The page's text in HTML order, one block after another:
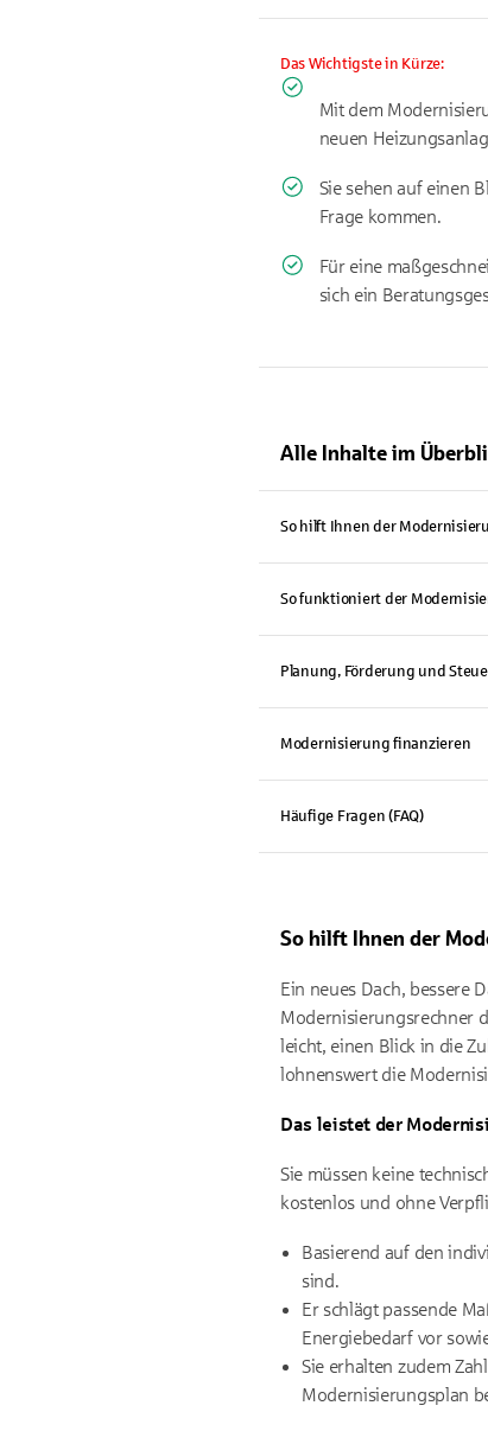
Das Wichtigste in Kürze:
Mit dem
neuen
Sie sehen auf einen
Frage kommen.
Für eine
sich ein
Alle Inhalte im
So hilft Ihnen der
So funktioniert der
Planung, Förderung und
Modernisierung finanzieren
Häufige Fragen (FAQ)
So hilft Ihnen der
Ein neues Dach, bessere
Modernisierungsrechner
leicht, einen Blick in die
lohnenswert die
Das leistet der
Sie müssen keine
kostenlos und ohne
Basierend auf den
sind.
Er schlägt passende
Energiebedarf vor
Sie erhalten zudem
Modernisierungsplan